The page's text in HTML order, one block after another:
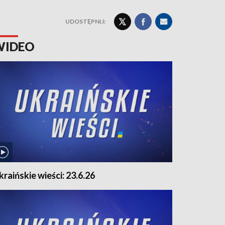
UDOSTĘPNIJ:
wieści: 23.6.26